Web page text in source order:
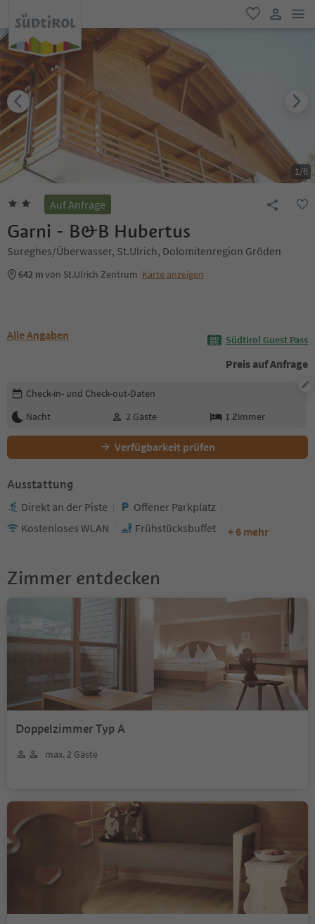
favorit
user link
1/6
Auf Anfrage
Garni - B&B Hubertus
Sureghes/Überwasser, St.Ulrich, Dolomitenregion Gröden
642 mvon St.Ulrich Zentrum Karte anzeigen
Alle Angaben Südtirol Guest Pass
Preis auf Anfrage
Buchungsdetails bearbeiten
Check-in- und Check-out-Daten
Nacht
2 Gäste 1 Zimmer
Verfügbarkeit prüfen
Ausstattung
Direkt an der Piste
Offener Parkplatz
Kostenloses WLAN
Frühstücksbuffet + 6 mehr
Zimmer entdecken
Doppelzimmer Typ A
max. 2 Gäste